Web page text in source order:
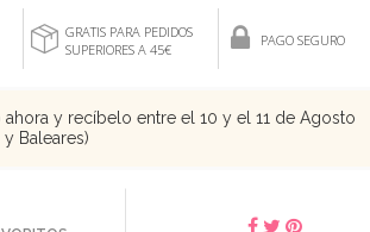
GRATIS PARA PEDIDOS
SUPERIORES A 45€
PAGO SEGURO
ahora y recíbelo entre el 10 y el 11 de Agosto
Baleares)